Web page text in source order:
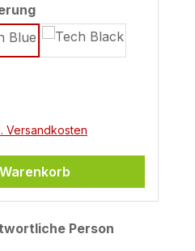
durch
Jacken entstehen
zu einfachen
Farbbrillianz – sie
wasserfest und
sie sicher auf
selbst in der
auf Optik, Qualität
auswählen
Versandkosten
Person